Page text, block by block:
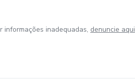
inadequadas, denuncie aqui